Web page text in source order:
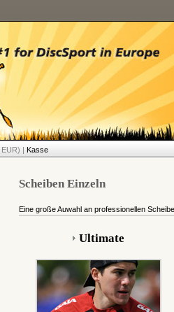
| Kasse
Scheiben Einzeln
Eine große Auwahl an professionellen
Ultimate